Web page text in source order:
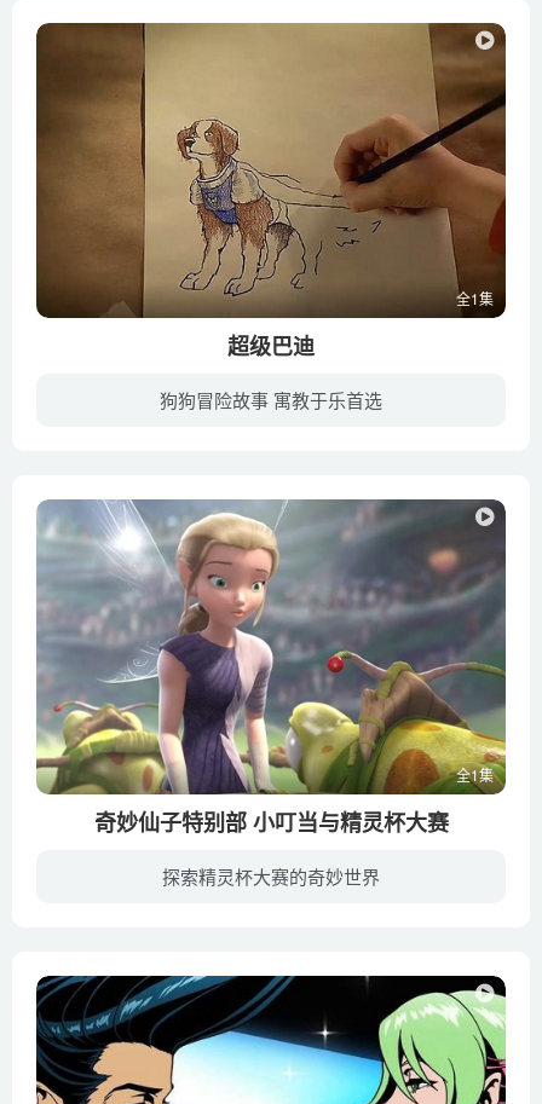
全1集
超级巴迪
狗狗冒险故事 寓教于乐首选
全1集
奇妙仙子特别部 小叮当与精灵杯大赛
探索精灵杯大赛的奇妙世界